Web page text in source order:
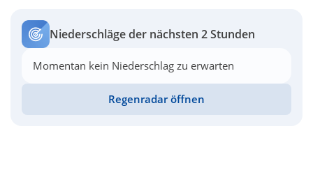
Niederschläge der nächsten 2 Stunden
Momentan kein Niederschlag zu erwarten
Regenradar öffnen